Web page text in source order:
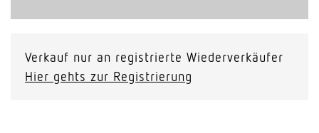
Verkauf nur an registrierte Wiederverkäufer
Hier gehts zur Registrierung